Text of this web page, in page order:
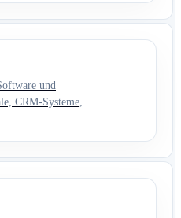
und
CRM-Systeme,